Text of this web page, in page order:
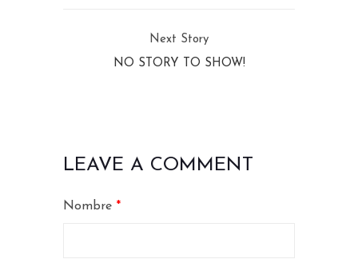
Next Story
NO STORY TO SHOW!
LEAVE A COMMENT
Nombre *